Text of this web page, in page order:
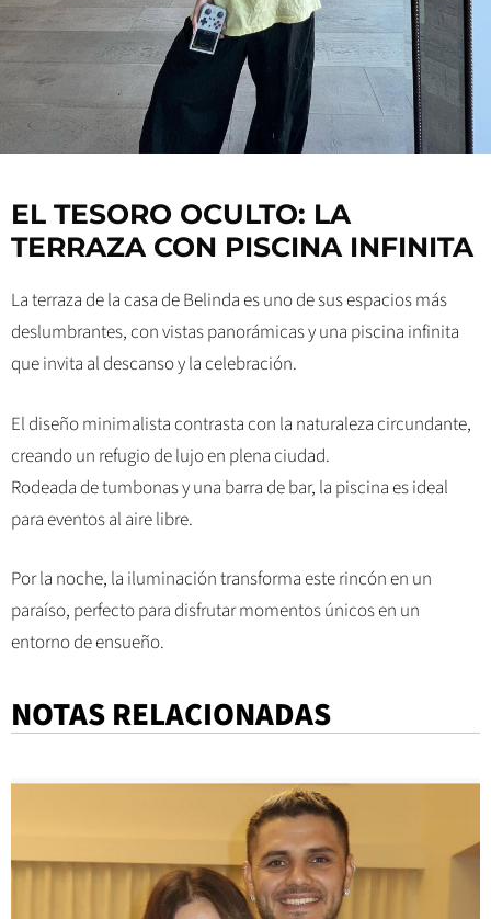
EL TESORO OCULTO: LA
TERRAZA CON PISCINA INFINITA
La terraza de la casa de Belinda es uno de sus espacios más
deslumbrantes, con vistas panorámicas y una piscina infinita
que invita al descanso y la celebración.
El diseño minimalista contrasta con la naturaleza circundante,
creando un refugio de lujo en plena ciudad.
Rodeada de tumbonas y una barra de bar, la piscina es ideal
para eventos al aire libre.
Por la noche, la iluminación transforma este rincón en un
paraíso, perfecto para disfrutar momentos únicos en un
entorno de ensueño.
NOTAS RELACIONADAS